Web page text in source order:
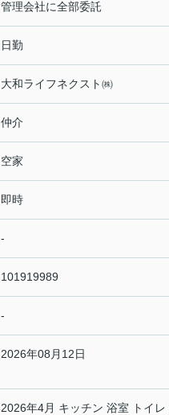
管理会社に全部委託
日勤
大和ライフネクスト㈱
仲介
空家
即時
-
101919989
-
2026年08月12日
2026年4月 キッチン 浴室 トイレ